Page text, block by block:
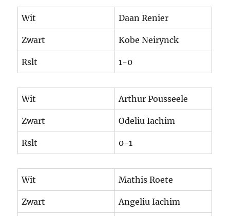
Wit Daan Renier
Zwart Kobe Neirynck
Rslt 1-0
Wit Arthur Pousseele
Zwart Odeliu Iachim
Rslt 0-1
Wit Mathis Roete
Zwart Angeliu Iachim